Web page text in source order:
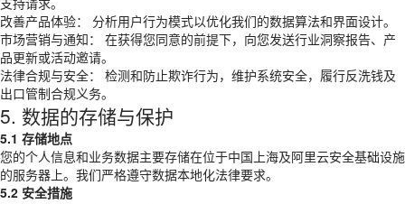
改善产品体验： 分析用户行为模式以优化我们的数据算法和界面设计。
市场营销与通知： 在获得您同意的前提下，向您发送行业洞察报告、产
品更新或活动邀请。
法律合规与安全： 检测和防止欺诈行为，维护系统安全，履行反洗钱及
出口管制合规义务。
5. 数据的存储与保护
5.1 存储地点
您的个人信息和业务数据主要存储在位于中国上海及阿里云安全基础设施
的服务器上。我们严格遵守数据本地化法律要求。
5.2 安全措施